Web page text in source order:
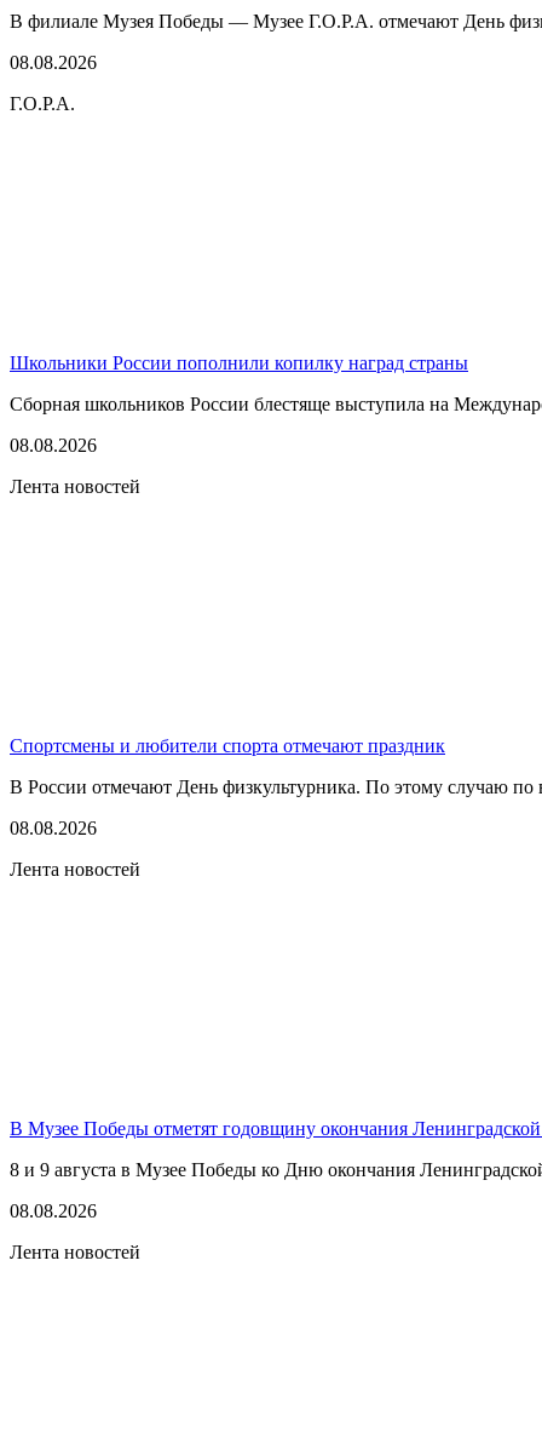
В филиале Музея Победы — Музее Г.О.Р.А. отмечают День
08.08.2026
Г.О.Р.А.
Школьники России пополнили копилку наград страны
Сборная школьников России блестяще выступила на
08.08.2026
Лента новостей
Спортсмены и любители спорта отмечают праздник
В России отмечают День физкультурника. По этому случаю по
08.08.2026
Лента новостей
В Музее Победы отметят годовщину окончания
8 и 9 августа в Музее Победы ко Дню окончания
08.08.2026
Лента новостей